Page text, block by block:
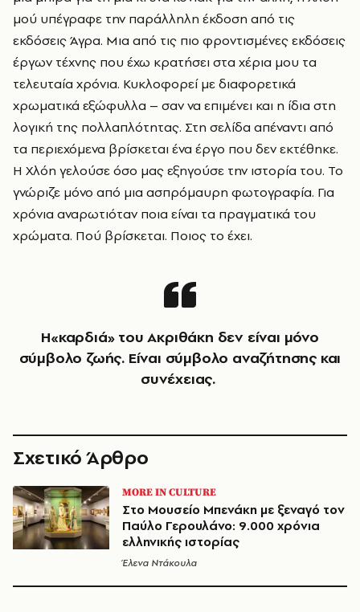
μού υπέγραφε την παράλληλη έκδοση από τις
εκδόσεις Άγρα. Μια από τις πιο φροντισμένες εκδόσεις
έργων τέχνης που έχω κρατήσει στα χέρια μου τα
τελευταία χρόνια. Κυκλοφορεί με διαφορετικά
χρωματικά εξώφυλλα – σαν να επιμένει και η ίδια στη
λογική της πολλαπλότητας. Στη σελίδα απέναντι από
τα περιεχόμενα βρίσκεται ένα έργο που δεν εκτέθηκε.
Η Χλόη γελούσε όσο μας εξηγούσε την ιστορία του. Το
γνώριζε μόνο από μια ασπρόμαυρη φωτογραφία. Για
χρόνια αναρωτιόταν ποια είναι τα πραγματικά του
χρώματα. Πού βρίσκεται. Ποιος το έχει.
Η«καρδιά» του Ακριθάκη δεν είναι μόνο
σύμβολο ζωής. Είναι σύμβολο αναζήτησης και
συνέχειας.
Σχετικό Άρθρο
MORE IN CULTURE
Στο Μουσείο Μπενάκη με ξεναγό τον
Παύλο Γερουλάνο: 9.000 χρόνια
ελληνικής ιστορίας
Έλενα Ντάκουλα